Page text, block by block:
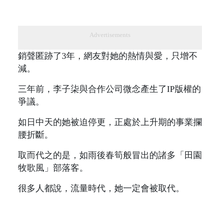
Advertisements
銷聲匿跡了3年，網友對她的熱情與愛，只增不
減。
三年前，李子柒與合作公司微念產生了IP版權的
爭議。
如日中天的她被迫停更，正處於上升期的事業攔
腰折斷。
取而代之的是，如雨後春筍般冒出的諸多「田園
牧歌風」部落客。
很多人都說，流量時代，她一定會被取代。